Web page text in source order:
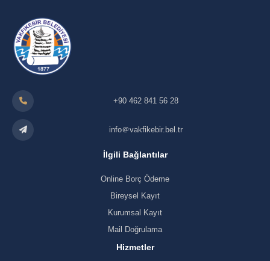
+90 462 841 56 28
info＠vakfikebir.bel.tr
İlgili Bağlantılar
Online Borç Ödeme
Bireysel Kayıt
Kurumsal Kayıt
Mail Doğrulama
Hizmetler